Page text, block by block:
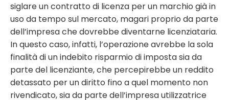
siglare un contratto di licenza per un marchio già in
uso da tempo sul mercato, magari proprio da parte
dell’impresa che dovrebbe diventarne licenziataria.
In questo caso, infatti, l’operazione avrebbe la sola
finalità di un indebito risparmio di imposta sia da
parte del licenziante, che percepirebbe un reddito
detassato per un diritto fino a quel momento non
rivendicato, sia da parte dell’impresa utilizzatrice